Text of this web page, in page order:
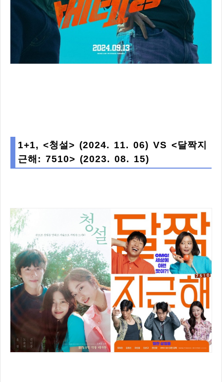
1+1, <청설> (2024. 11. 06) VS <달짝지
근해: 7510> (2023. 08. 15)